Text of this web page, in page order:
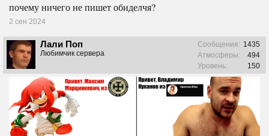
почему ничего не пишет обиделчя?
2 сен 2024
Лали Поп
Любимчик сервера
Сообщения: 1435
Атмосферы:
494
Уровень:
150